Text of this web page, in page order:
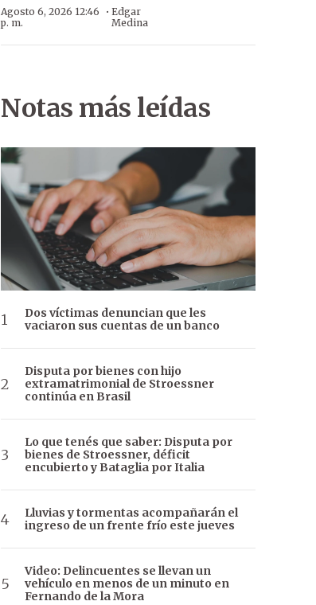
Agosto 6, 2026 12:46
p. m.
· Edgar
Medina
Notas más leídas
Dos víctimas denuncian que les
vaciaron sus cuentas de un banco
Disputa por bienes con hijo
extramatrimonial de Stroessner
continúa en Brasil
Lo que tenés que saber: Disputa por
bienes de Stroessner, déficit
encubierto y Bataglia por Italia
Lluvias y tormentas acompañarán el
ingreso de un frente frío este jueves
Video: Delincuentes se llevan un
vehículo en menos de un minuto en
Fernando de la Mora